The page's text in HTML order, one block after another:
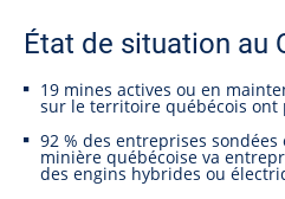
État de situation au
19 mines actives ou en
sur le territoire québécois ont
92 % des entreprises
minière québécoise va
des engins hybrides ou